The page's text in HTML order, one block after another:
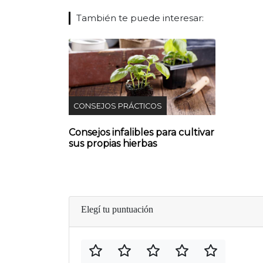
También te puede interesar:
CONSEJOS PRÁCTICOS
Consejos infalibles para cultivar
sus propias hierbas
Elegí tu puntuación